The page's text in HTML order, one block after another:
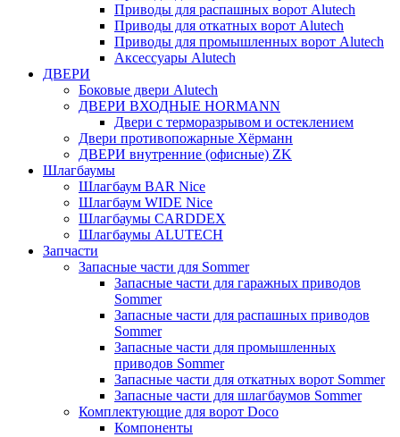
Приводы для распашных ворот Alutech
Приводы для откатных ворот Alutech
Приводы для промышленных ворот Alutech
Аксессуары Alutech
ДВЕРИ
Боковые двери Alutech
ДВЕРИ ВХОДНЫЕ HORMANN
Двери с терморазрывом и остеклением
Двери противопожарные Хёрманн
ДВЕРИ внутренние (офисные) ZK
Шлагбаумы
Шлагбаум BAR Nice
Шлагбаум WIDE Nice
Шлагбаумы CARDDEX
Шлагбаумы ALUTECH
Запчасти
Запасные части для Sommer
Запасные части для гаражных приводов
Sommer
Запасные части для распашных приводов
Sommer
Запасные части для промышленных
приводов Sommer
Запасные части для откатных ворот Sommer
Запасные части для шлагбаумов Sommer
Комплектующие для ворот Doco
Компоненты